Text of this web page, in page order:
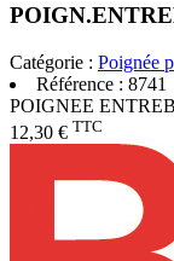
Catégorie : Poignée
Référence : 8741
POIGNEE
12,30 € TTC